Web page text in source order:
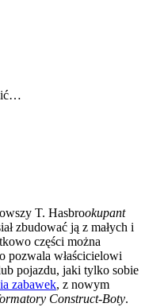
T. Hasbrookupant
zbudować ją z małych i
części można
pozwala właścicielowi
pojazdu, jaki tylko sobie
zabawek, z nowym
Construct-Boty.